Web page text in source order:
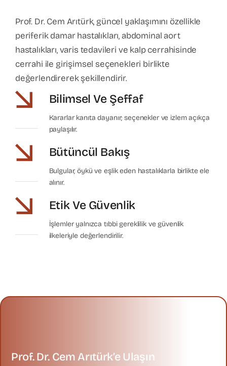
Prof. Dr. Cem Arıtürk, güncel yaklaşımını özellikle
periferik damar hastalıkları, abdominal aort
hastalıkları, varis tedavileri ve kalp cerrahisinde
cerrahi ile girişimsel seçenekleri birlikte
değerlendirerek şekillendirir.
Bilimsel Ve Şeffaf
Kararlar kanıta dayanır; seçenekler ve izlem açıkça
paylaşılır.
Bütüncül Bakış
Bulgular, öykü ve eşlik eden hastalıklarla birlikte ele
alınır.
Etik Ve Güvenlik
İşlemler yalnızca tıbbi gereklilik ve güvenlik
ilkeleriyle değerlendirilir.
Prof. Dr. Cem Arıtürk’e Ulaşın